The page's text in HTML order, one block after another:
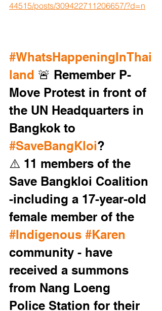
44515/posts/309422711206657/?d=n
#WhatsHappeningInThai
land 🚨 Remember P-
Move Protest in front of
the UN Headquarters in
Bangkok to
#SaveBangKloi?
⚠️ 11 members of the
Save Bangkloi Coalition
-including a 17-year-old
female member of the
#Indigenous #Karen
community - have
received a summons
from Nang Loeng
Police Station for their